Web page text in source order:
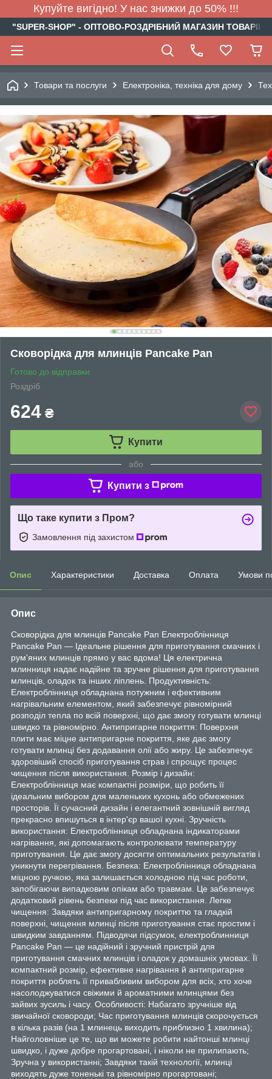
Купуйте вигідно! У нас знижки до 50% !!!
"SUPER-SHOP" - ОПТОВО-РОЗДРІБНИЙ МАГАЗИН
Товари та послуги Електроніка, техніка для дому
Сковорідка для млинців Pancake Pan
Готово до відправки
Роздріб
624 ₴
Купити
або
Купити з
Що таке купити з Пром?
Замовлення під захистом
Опис Характеристики Доставка Оплата Умови
Опис
Сковорідка для млинців Pancake Pan Електроблінниця
Pancake Pan — Ідеальне рішення для приготування смачних і
рум'яних млинців прямо у вас вдома! Ця електрична
млинниця надає надійне та зручне рішення для приготування
млинців, оладок та інших ліплень. Продуктивність:
Електроблінниця обладнана потужним і ефективним
нагрівальним елементом, який забезпечує рівномірний
розподіл тепла по всій поверхні, що дає змогу готувати млинці
швидко та рівномірно. Антипригарне покриття: Поверхня
плити має міцне антипригарне покриття, яке дає змогу
готувати млинці без додавання олії або жиру. Це забезпечує
здоровіший спосіб приготування страв і спрощує процес
чищення після використання. Розмір і дизайн:
Електроблінниця має компактні розміри, що робить її
ідеальним вибором для маленьких кухонь або обмежених
просторів. Її сучасний дизайн і елегантний зовнішній вигляд
прекрасно впишуться в інтер'єр вашої кухні. Зручність
використання: Електроблінниця обладнана індикаторами
нагрівання, які допомагають контролювати температуру
приготування. Це дає змогу досягти оптимальних результатів і
уникнути перегрівання. Безпека: Електроблінниця обладнана
міцною ручкою, яка залишається холодною під час роботи,
запобігаючи випадковим опікам або травмам. Це забезпечує
додатковий рівень безпеки під час використання. Легке
чищення: Завдяки антипригарному покриттю та гладкій
поверхні, чищення млинці після приготування стає простим і
швидким завданням. Підводячи підсумок, електроблинниця
Pancake Pan — це надійний і зручний пристрій для
приготування смачних млинців і оладок у домашніх умовах. Її
компактний розмір, ефективне нагрівання й антипригарне
покриття роблять її привабливим вибором для всіх, хто хоче
насолоджуватися свіжими й ароматними млинцями без
зайвих зусиль і часу. Особливості: Набагато зручніше від
звичайної сковороди; Час приготування млинців скорочується
в кілька разів (на 1 млинець виходить приблизно 1 хвилина);
Найголовніше це те, що ви можете робити найтонші млинці
швидко, і дуже добре прогартовані, і ніколи не прилипають;
Зручна у використанні; Завдяки такій технології, млинці
виходять дуже тоненькі та рівномірно прогартовані;